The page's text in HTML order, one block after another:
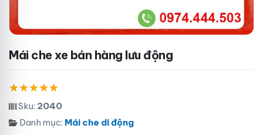
Mái che xe bán hàng lưu động
Sku: 2040
Danh mục: Mái che di động